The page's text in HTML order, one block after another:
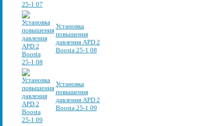
Установка
повышения
давления APD 2
Boosta 25-1 08
Установка
повышения
давления APD 2
Boosta 25-1 09